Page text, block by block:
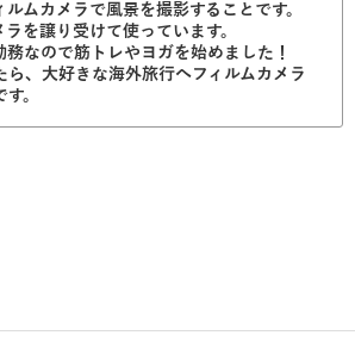
ムカメラで風景を撮影することです。
を譲り受けて使っています。
なので筋トレやヨガを始めました！
ら、大好きな海外旅行へフィルムカメラ
。